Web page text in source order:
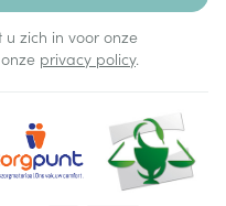
u zich in voor onze
privacy policy.